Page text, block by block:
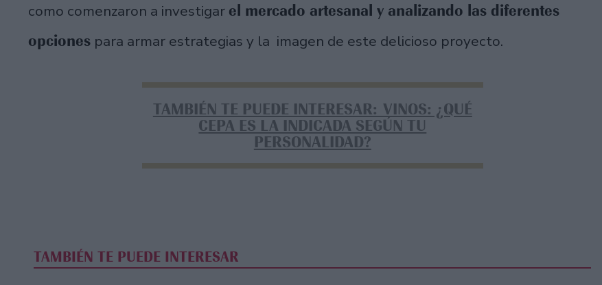
como comenzaron a investigar el mercado artesanal y analizando las diferentes
opciones para armar estrategias y la imagen de este delicioso proyecto.
TAMBIÉN TE PUEDE INTERESAR: VINOS: ¿QUÉ
CEPA ES LA INDICADA SEGÚN TU
PERSONALIDAD?
TAMBIÉN TE PUEDE INTERESAR